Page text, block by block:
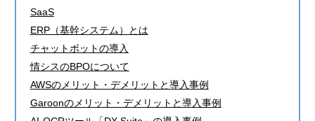
SaaS
ERP（基幹システム）とは
チャットボットの導入
情シスのBPOについて
AWSのメリット・デメリットと導入事例
Garoonのメリット・デメリットと導入事例